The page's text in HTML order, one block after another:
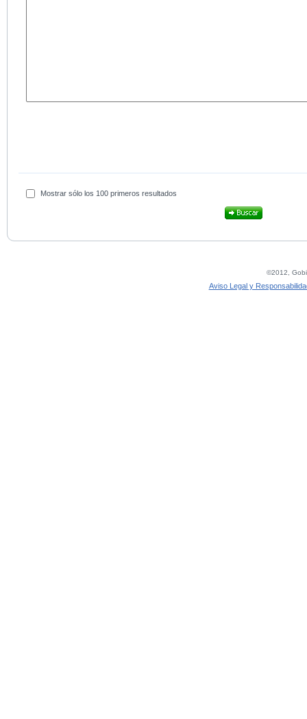
Mostrar sólo los 100 primeros resultados
©2012,
Aviso Legal y